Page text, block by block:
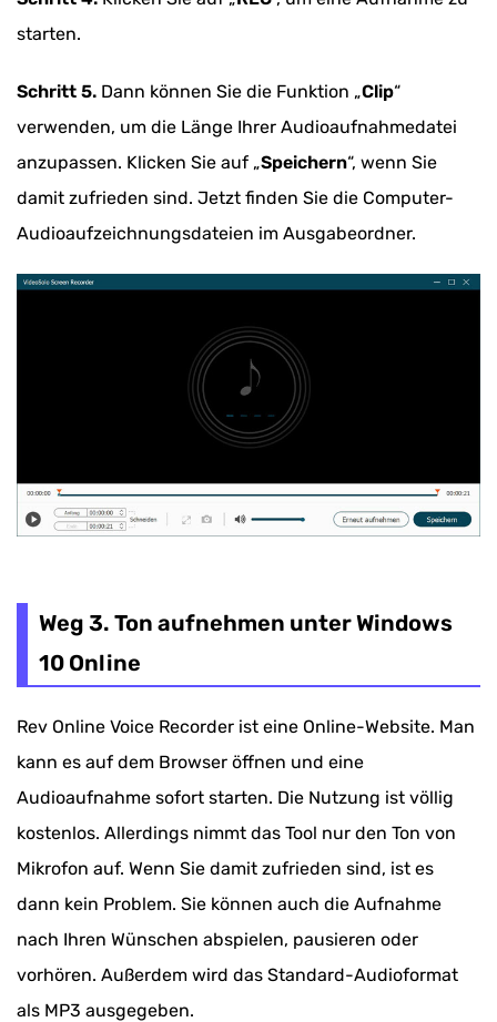
starten.
Schritt 5. Dann können Sie die Funktion „Clip“
verwenden, um die Länge Ihrer Audioaufnahmedatei
anzupassen. Klicken Sie auf „Speichern“, wenn Sie
damit zufrieden sind. Jetzt finden Sie die Computer-
Audioaufzeichnungsdateien im Ausgabeordner.
Weg 3. Ton aufnehmen unter Windows
10 Online
Rev Online Voice Recorder ist eine Online-Website. Man
kann es auf dem Browser öffnen und eine
Audioaufnahme sofort starten. Die Nutzung ist völlig
kostenlos. Allerdings nimmt das Tool nur den Ton von
Mikrofon auf. Wenn Sie damit zufrieden sind, ist es
dann kein Problem. Sie können auch die Aufnahme
nach Ihren Wünschen abspielen, pausieren oder
vorhören. Außerdem wird das Standard-Audioformat
als MP3 ausgegeben.